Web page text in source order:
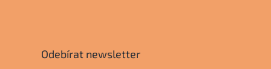
Odebírat newsletter